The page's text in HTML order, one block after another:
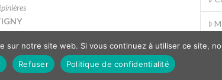
sur notre site web. Si vous continuez à utiliser ce site,
Refuser Politique de confidentialité